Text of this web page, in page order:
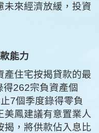
未來經濟放緩，投資
能力
產住宅按揭貸款的最
262宗負資產個
7個季度錄得零負
美鳳建議有意置業人
揭，將供款佔入息比